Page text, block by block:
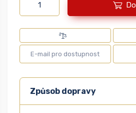
Způsob dopravy